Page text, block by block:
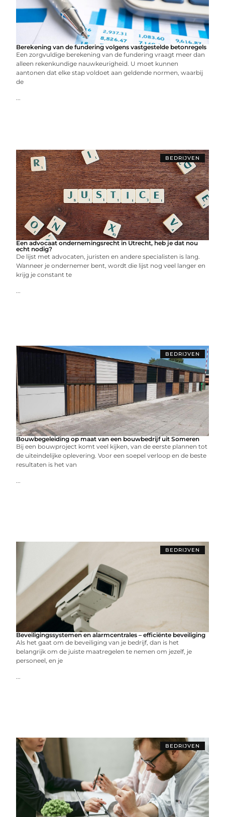
Berekening van de fundering volgens vastgestelde betonregels
Een zorgvuldige berekening van de fundering vraagt meer dan
alleen rekenkundige nauwkeurigheid. U moet kunnen
aantonen dat elke stap voldoet aan geldende normen, waarbij
de
...
BEDRIJVEN
Een advocaat ondernemingsrecht in Utrecht, heb je dat nou
echt nodig?
De lijst met advocaten, juristen en andere specialisten is lang.
Wanneer je ondernemer bent, wordt die lijst nog veel langer en
krijg je constant te
...
BEDRIJVEN
Bouwbegeleiding op maat van een bouwbedrijf uit Someren
Bij een bouwproject komt veel kijken, van de eerste plannen tot
de uiteindelijke oplevering. Voor een soepel verloop en de beste
resultaten is het van
...
BEDRIJVEN
Beveiligingssystemen en alarmcentrales – efficiënte beveiliging
Als het gaat om de beveiliging van je bedrijf, dan is het
belangrijk om de juiste maatregelen te nemen om jezelf, je
personeel, en je
...
BEDRIJVEN